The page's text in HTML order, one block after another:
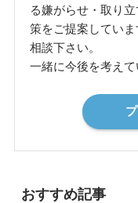
る嫌がらせ・取り
策をご提案してい
相談下さい。
一緒に今後を考えて
おすすめ記事